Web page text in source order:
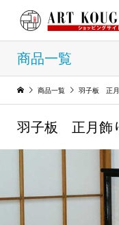
商品一覧
商品一覧 羽子板 正
羽子板 正月飾